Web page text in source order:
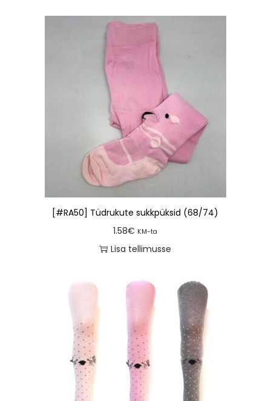
[#RA50] Tüdrukute sukkpüksid (68/74)
1.58€ KM-ta
Lisa tellimusse